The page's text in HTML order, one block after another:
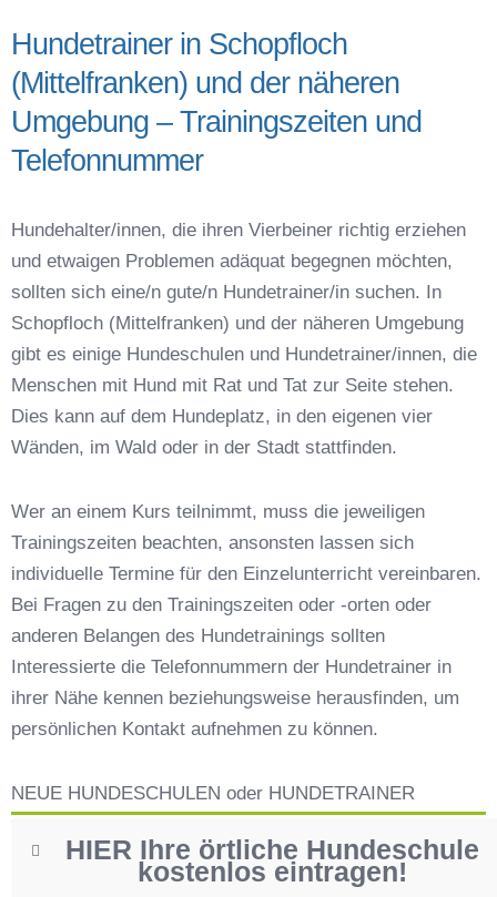
Umgebung
Hundetrainer in Schopfloch (Mittelfranken) und
der näheren Umgebung – Trainingszeiten und
Telefonnummer
Das macht einen guten Hundetrainer aus
Hundeführerschein für die Region Ansbach –
Hundetrainer Ausbildung in Schopfloch
(Mittelfranken) oder online
Hundezubehör für das Training und
Hundespielzeug zur Beschäftigung
Preisvergleich der Hundeschulen in Schopfloch
(Mittelfranken)
Hundeschulen vs. Hundesportvereine in
Schopfloch (Mittelfranken)
So findet man den richtigen Hundetrainer in
Darum lohnt sich der Besuch einer
Hundetrainer in Schopfloch
(Mittelfranken) und der näheren
Umgebung – Trainingszeiten und
Telefonnummer
Hundehalter/innen, die ihren Vierbeiner richtig erziehen
und etwaigen Problemen adäquat begegnen möchten,
sollten sich eine/n gute/n Hundetrainer/in suchen. In
Schopfloch (Mittelfranken) und der näheren Umgebung
gibt es einige Hundeschulen und Hundetrainer/innen, die
Menschen mit Hund mit Rat und Tat zur Seite stehen.
Dies kann auf dem Hundeplatz, in den eigenen vier
Wänden, im Wald oder in der Stadt stattfinden.
Wer an einem Kurs teilnimmt, muss die jeweiligen
Trainingszeiten beachten, ansonsten lassen sich
individuelle Termine für den Einzelunterricht vereinbaren.
Bei Fragen zu den Trainingszeiten oder -orten oder
anderen Belangen des Hundetrainings sollten
Interessierte die Telefonnummern der Hundetrainer in
ihrer Nähe kennen beziehungsweise herausfinden, um
persönlichen Kontakt aufnehmen zu können.
NEUE HUNDESCHULEN oder HUNDETRAINER
HIER Ihre örtliche Hundeschule
kostenlos eintragen!